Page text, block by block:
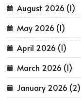
August 2026 (1)
May 2026 (1)
April 2026 (1)
March 2026 (1)
January 2026 (2)